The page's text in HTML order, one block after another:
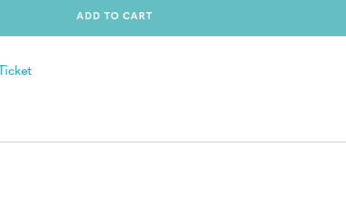
ADD TO CART
Ticket